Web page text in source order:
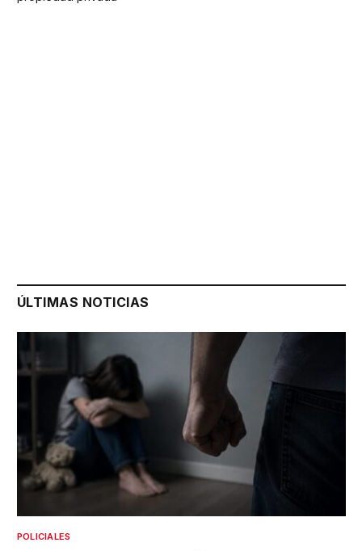
ÚLTIMAS NOTICIAS
POLICIALES